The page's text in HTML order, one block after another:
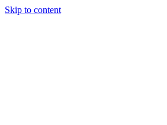
Skip to content